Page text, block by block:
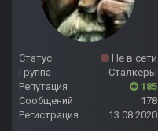
Статус
Не в сети
Группа
Сталкеры
Репутация
185
Сообщений
178
Регистрация
13.08.2020